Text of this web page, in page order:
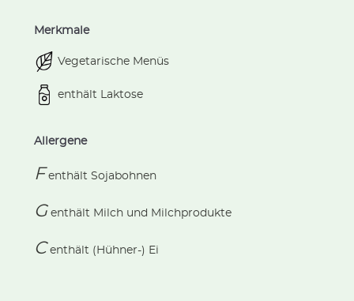
Merkmale
Vegetarische Menüs
enthält Laktose
Allergene
F enthält Sojabohnen
G enthält Milch und Milchprodukte
C enthält (Hühner-) Ei